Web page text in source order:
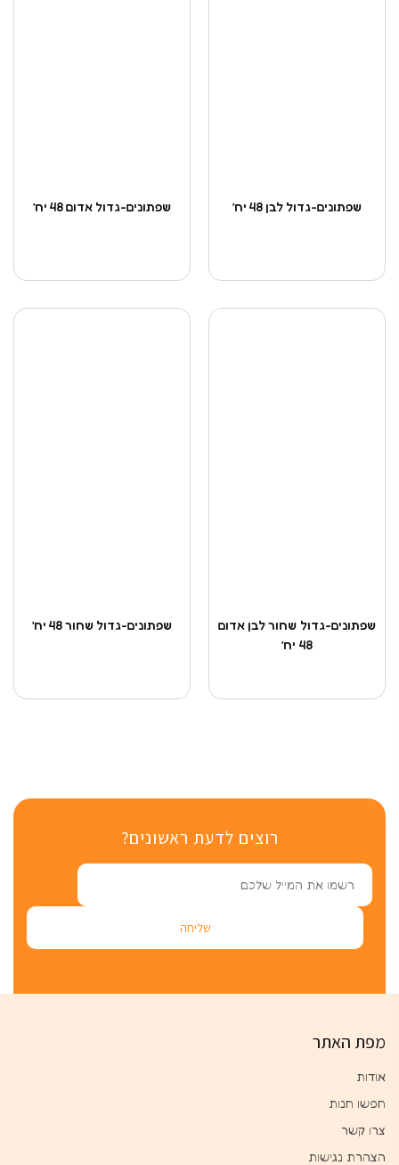
שפתונים-גדול אדום 48 יח’ שפתונים-גדול לבן 48 יח’
שפתונים-גדול שחור 48 יח’
שפתונים-גדול שחור לבן אדום
48 יח’
רוצים לדעת ראשונים?
מפת האתר
אודות
חפשו חנות
צרו קשר
הצהרת נגישות